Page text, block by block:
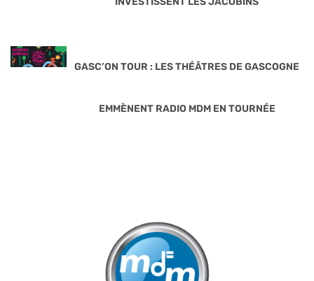
GASC’ON TOUR : LES THÉÂTRES DE GASCOGNE
EMMÈNENT RADIO MDM EN TOURNÉE